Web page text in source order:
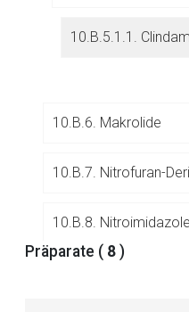
10.B.5.1.1.
10.B.6. Makrolide
10.B.7. Nitrofuran-
10.B.8. Nitroimidazole
Präparate ( 8 )
Betreiber verantwortlich.
Zurück